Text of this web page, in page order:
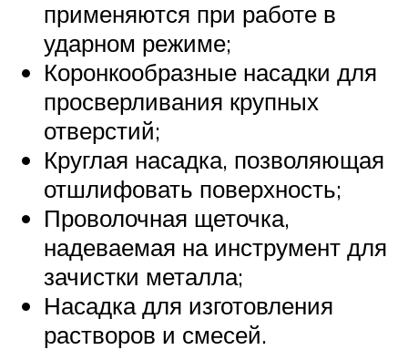
применяются при работе в
ударном режиме;
Коронкообразные насадки для
просверливания крупных
отверстий;
Круглая насадка, позволяющая
отшлифовать поверхность;
Проволочная щеточка,
надеваемая на инструмент для
зачистки металла;
Насадка для изготовления
растворов и смесей.